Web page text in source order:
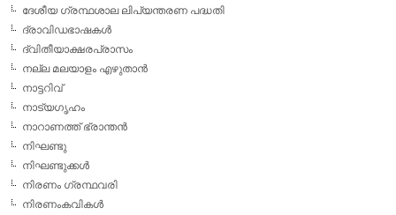
ദേശീയ ഗ്രന്ഥശാല ലിപ്യന്തരണ പദ്ധതി
ദ്രാവിഡഭാഷകള്‍
ദ്വിതീയാക്ഷരപ്രാസം
നല്ല മലയാളം എഴുതാന്‍
നാട്ടറിവ്
നാട്യഗൃഹം
നാറാണത്ത് ഭ്രാന്തന്‍
നിഘണ്ടു
നിഘണ്ടുക്കള്‍
നിരണം ഗ്രന്ഥവരി
നിരണംകവികള്‍